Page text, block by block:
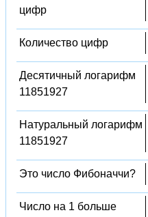
цифр
Количество цифр
Десятичный логарифм
11851927
Натуральный логарифм
11851927
Это число Фибоначчи?
Число на 1 больше